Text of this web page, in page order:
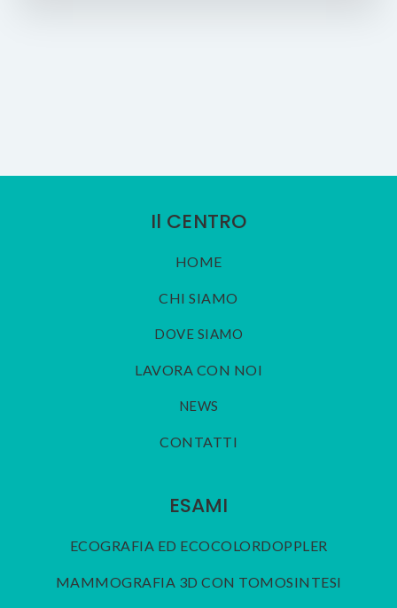
Il CENTRO
HOME
CHI SIAMO
DOVE SIAMO
LAVORA CON NOI
NEWS
CONTATTI
ESAMI
ECOGRAFIA ED ECOCOLORDOPPLER
MAMMOGRAFIA 3D CON TOMOSINTESI